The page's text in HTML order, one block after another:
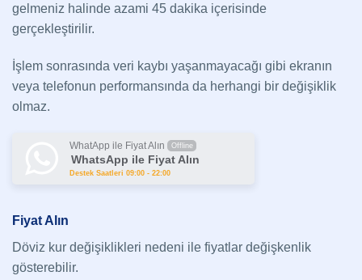
gelmeniz halinde azami 45 dakika içerisinde
gerçekleştirilir.
İşlem sonrasında veri kaybı yaşanmayacağı gibi ekranın
veya telefonun performansında da herhangi bir değişiklik
olmaz.
WhatApp ile Fiyat Alın Offline
WhatsApp ile Fiyat Alın
Destek Saatleri 09:00 - 22:00
Fiyat Alın
Döviz kur değişiklikleri nedeni ile fiyatlar değişkenlik
gösterebilir.